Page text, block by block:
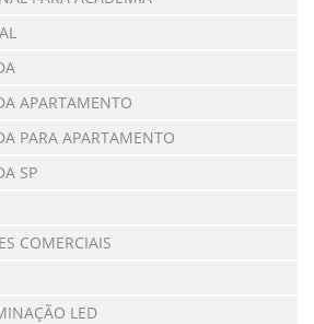
APARTAMENTO
PARA APARTAMENTO
SP
COMERCIAIS
LED